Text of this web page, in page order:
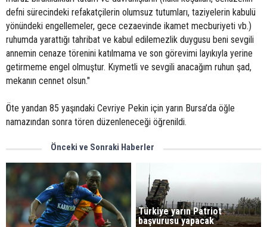
defni sürecindeki refakatçilerin olumsuz tutumları, taziyelerin kabulü
yönündeki engellemeler, gece cezaevinde ikamet mecburiyeti vb.)
ruhumda yarattığı tahribat ve kabul edilemezlik duygusu beni sevgili
annemin cenaze törenini katılmama ve son görevimi layıkıyla yerine
getirmeme engel olmuştur. Kıymetli ve sevgili anacağım ruhun şad,
mekanın cennet olsun."
Öte yandan 85 yaşındaki Cevriye Pekin için yarın Bursa’da öğle
namazından sonra tören düzenleneceği öğrenildi.
Önceki ve Sonraki Haberler
Türkiye yarın Patriot
başvurusu yapacak